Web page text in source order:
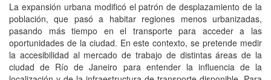
La expansión urbana modificó el patrón de desplazamiento de la
población, que pasó a habitar regiones menos urbanizadas,
pasando más tiempo en el transporte para acceder a las
oportunidades de la ciudad. En este contexto, se pretende medir
la accesibilidad al mercado de trabajo de distintas áreas de la
ciudad de Río de Janeiro para entender la influencia de la